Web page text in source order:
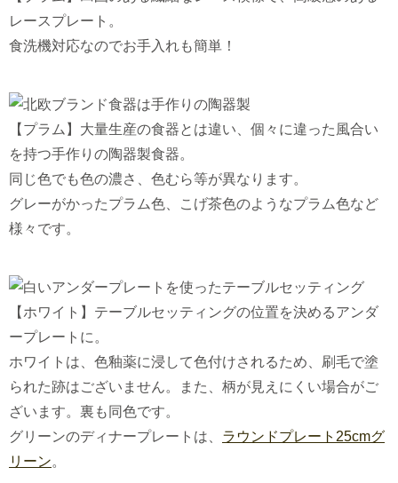
レースプレート。
食洗機対応なのでお手入れも簡単！
【プラム】大量生産の食器とは違い、個々に違った風合い
を持つ手作りの陶器製食器。
同じ色でも色の濃さ、色むら等が異なります。
グレーがかったプラム色、こげ茶色のようなプラム色など
様々です。
【ホワイト】テーブルセッティングの位置を決めるアンダ
ープレートに。
ホワイトは、色釉薬に浸して色付けされるため、刷毛で塗
られた跡はございません。また、柄が見えにくい場合がご
ざいます。裏も同色です。
グリーンのディナープレートは、 ラウンドプレート25cmグ
リーン。